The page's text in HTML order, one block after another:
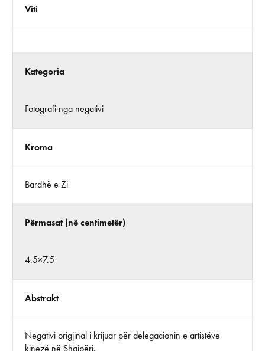
Viti
Kategoria
Fotografi nga negativi
Kroma
Bardhë e Zi
Përmasat (në centimetër)
4.5×7.5
Abstrakt
Negativi origjinal i krijuar për delegacionin e artistëve
kinezë në Shqipëri.